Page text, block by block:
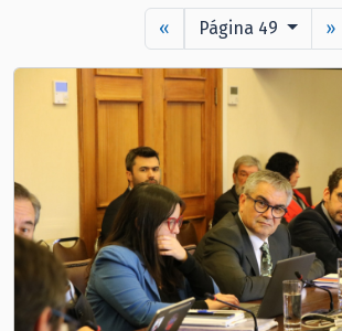
« Página 49 »